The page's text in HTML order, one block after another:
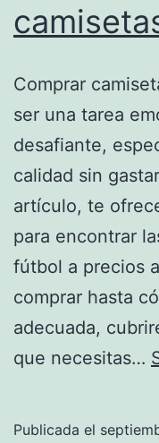
Comprar
ser una tarea
desafiante,
calidad sin
artículo, te
para encontrar
fútbol a precios
comprar hasta
adecuada,
que necesitas…
Publicada el